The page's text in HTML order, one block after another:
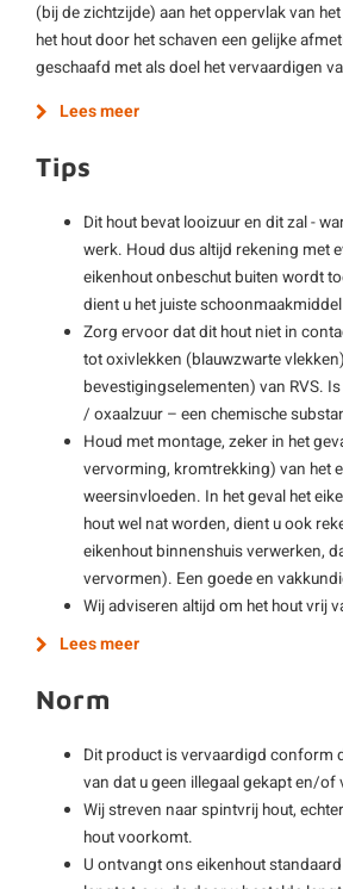
(bij de zichtzijde) aan het oppervlak van
het hout door het schaven een gelijke
geschaafd met als doel het vervaardigen
Lees meer
Tips
Dit hout bevat looizuur en dit zal -
werk. Houd dus altijd rekening met
eikenhout onbeschut buiten wordt
dient u het juiste
Zorg ervoor dat dit hout niet in
tot oxivlekken (blauwzwarte
bevestigingselementen) van RVS.
/ oxaalzuur – een chemische
Houd met montage, zeker in het
vervorming, kromtrekking) van het
weersinvloeden. In het geval het
hout wel nat worden, dient u ook
eikenhout binnenshuis verwerken,
vervormen). Een goede en
Wij adviseren altijd om het hout vrij
Lees meer
Norm
Dit product is vervaardigd conform
van dat u geen illegaal gekapt en/
Wij streven naar spintvrij hout,
hout voorkomt.
U ontvangt ons eikenhout